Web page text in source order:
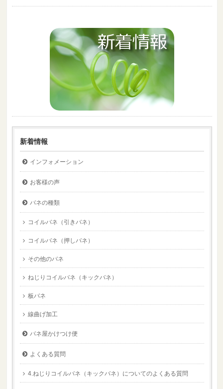
新着情報
インフォメーション
お客様の声
バネの種類
コイルバネ（引きバネ）
コイルバネ（押しバネ）
その他のバネ
ねじりコイルバネ（キックバネ）
板バネ
線曲げ加工
バネ屋かけつけ便
よくある質問
4.ねじりコイルバネ（キックバネ）についてのよくある質問